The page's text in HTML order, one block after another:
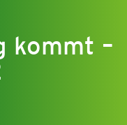
kommt –